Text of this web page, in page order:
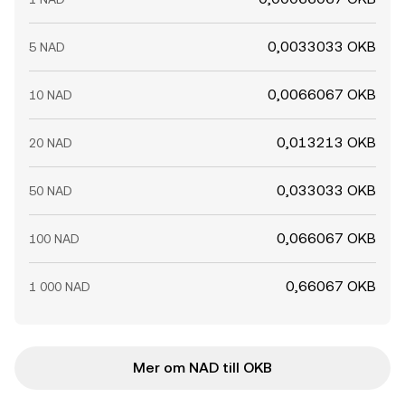
5 NAD 0,0033033 OKB
10 NAD 0,0066067 OKB
20 NAD 0,013213 OKB
50 NAD 0,033033 OKB
100 NAD 0,066067 OKB
1 000 NAD 0,66067 OKB
Mer om NAD till OKB